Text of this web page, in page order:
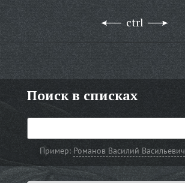
ctrl
Поиск в списках
Пример: Романов Василий Васильевич